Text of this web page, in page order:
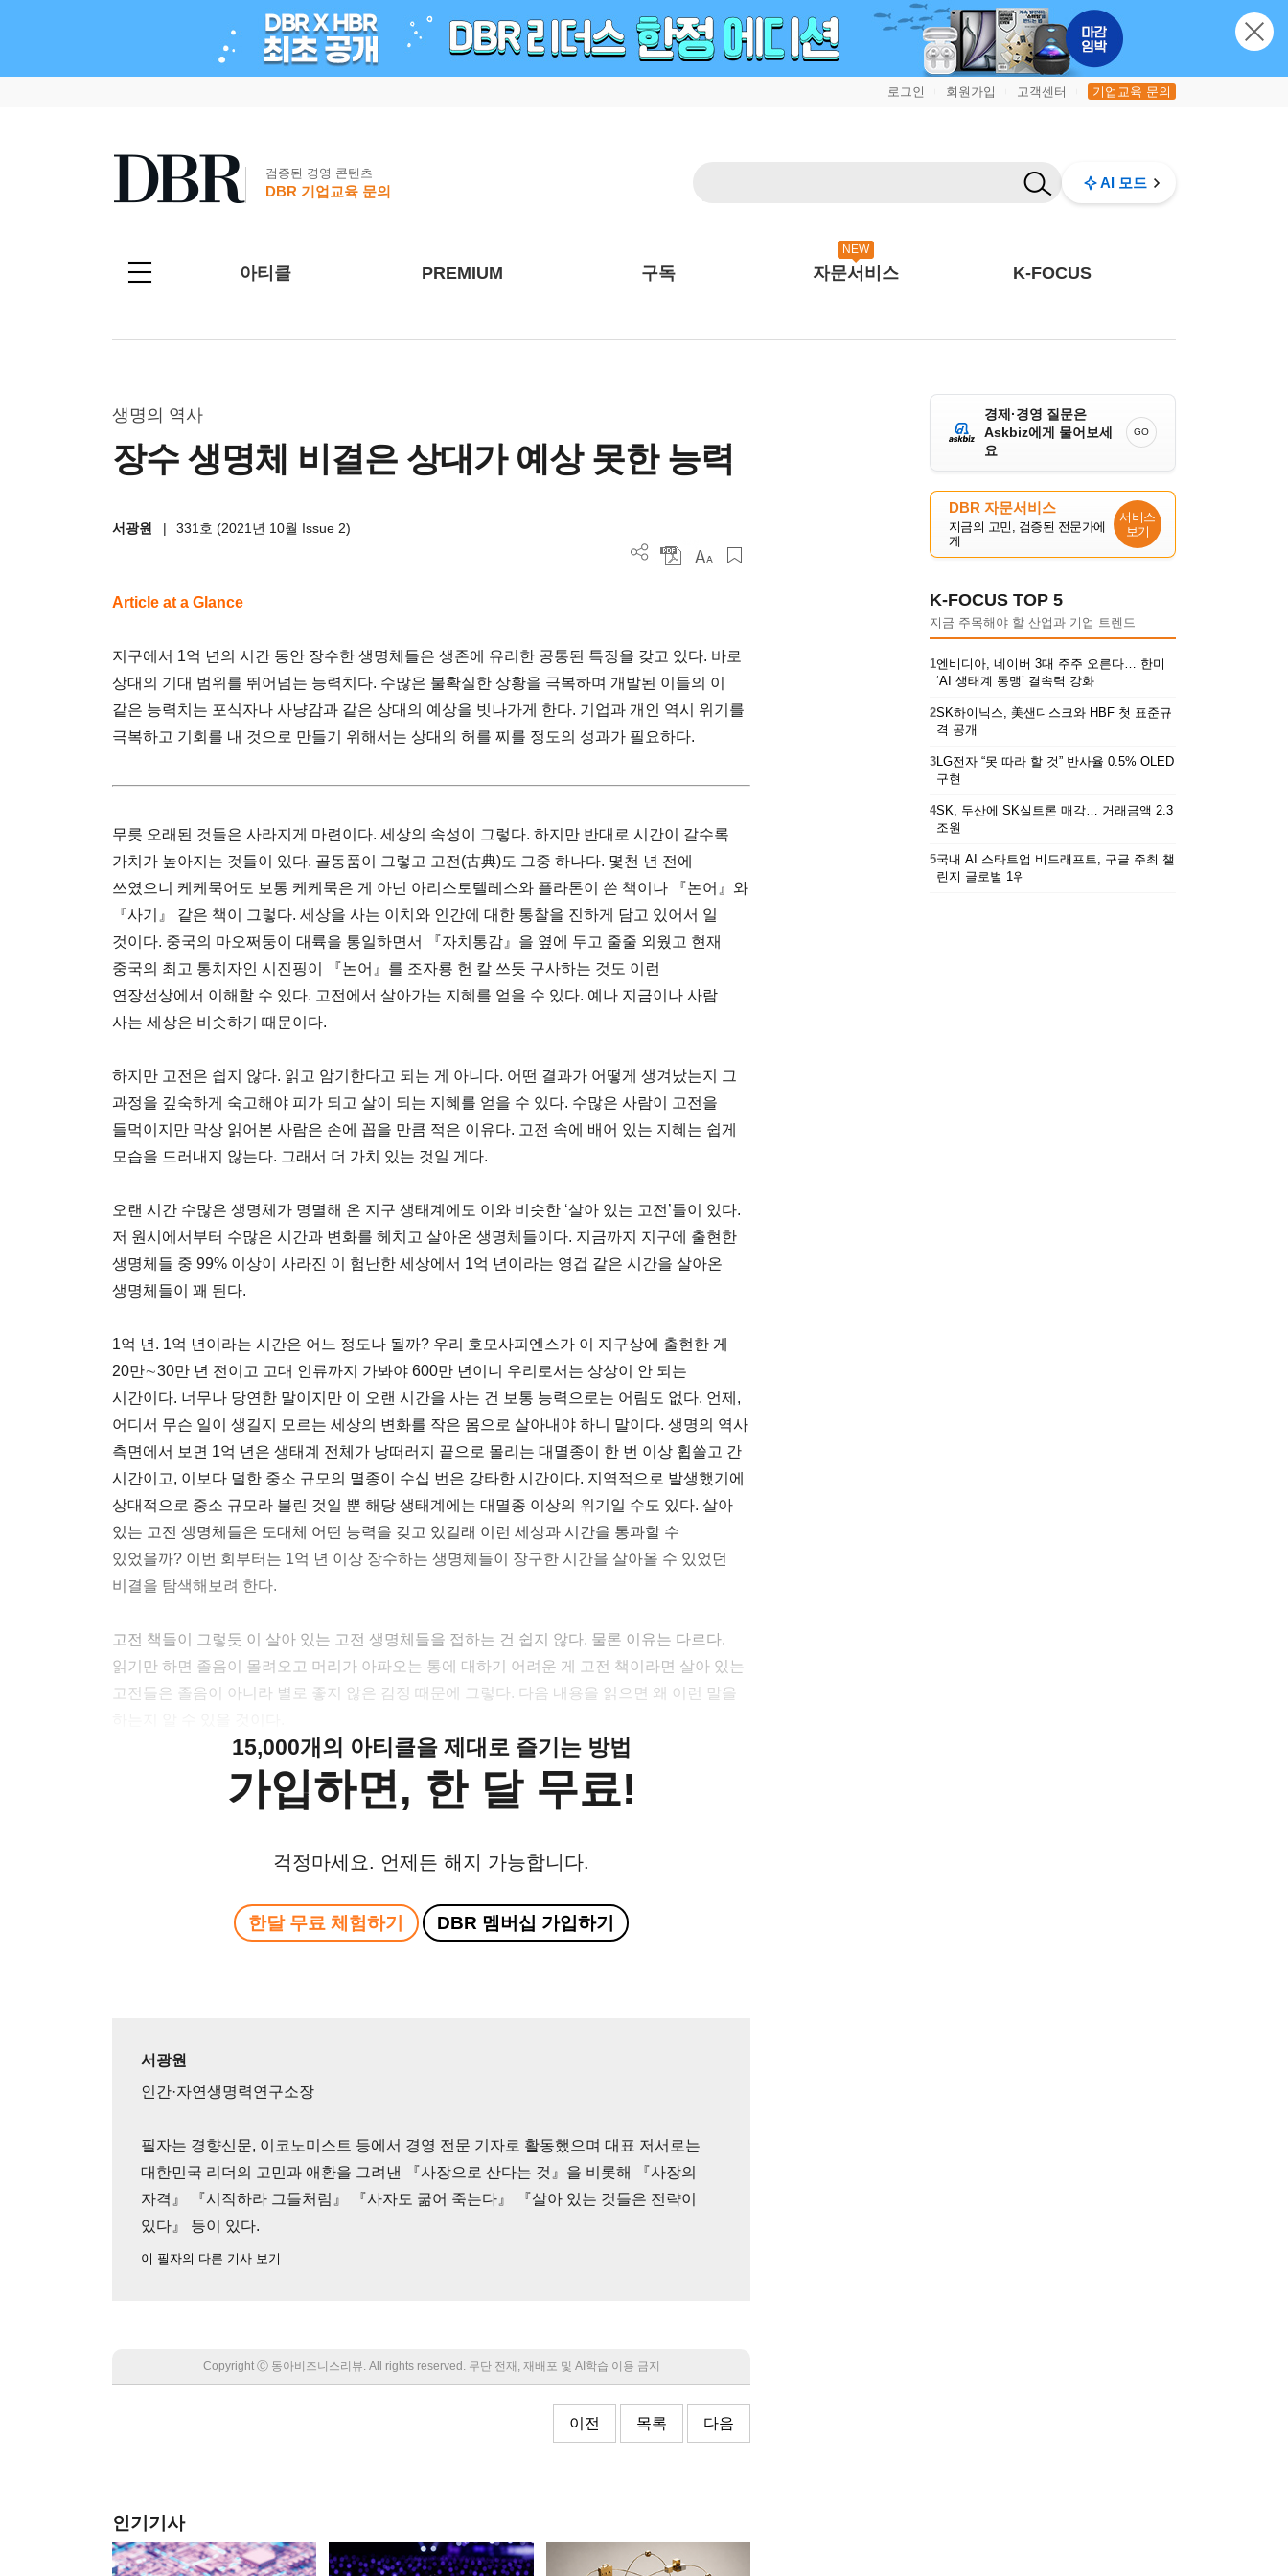
로그인 회원가입 고객센터 기업교육 문의
검증된 경영 콘텐츠
DBR 기업교육 문의
AI 모드
아티클 PREMIUM 구독
NEW
자문서비스 K-FOCUS
생명의 역사
장수 생명체 비결은 상대가 예상 못한 능력
서광원 | 331호 (2021년 10월 Issue 2)
Article at a Glance
지구에서 1억 년의 시간 동안 장수한 생명체들은 생존에 유리한 공통된 특징을 갖고 있다. 바로
상대의 기대 범위를 뛰어넘는 능력치다. 수많은 불확실한 상황을 극복하며 개발된 이들의 이
같은 능력치는 포식자나 사냥감과 같은 상대의 예상을 빗나가게 한다. 기업과 개인 역시 위기를
극복하고 기회를 내 것으로 만들기 위해서는 상대의 허를 찌를 정도의 성과가 필요하다.
무릇 오래된 것들은 사라지게 마련이다. 세상의 속성이 그렇다. 하지만 반대로 시간이 갈수록
가치가 높아지는 것들이 있다. 골동품이 그렇고 고전(古典)도 그중 하나다. 몇천 년 전에
쓰였으니 케케묵어도 보통 케케묵은 게 아닌 아리스토텔레스와 플라톤이 쓴 책이나 『논어』와
『사기』 같은 책이 그렇다. 세상을 사는 이치와 인간에 대한 통찰을 진하게 담고 있어서 일
것이다. 중국의 마오쩌둥이 대륙을 통일하면서 『자치통감』을 옆에 두고 줄줄 외웠고 현재
중국의 최고 통치자인 시진핑이 『논어』를 조자룡 헌 칼 쓰듯 구사하는 것도 이런
연장선상에서 이해할 수 있다. 고전에서 살아가는 지혜를 얻을 수 있다. 예나 지금이나 사람
사는 세상은 비슷하기 때문이다.
하지만 고전은 쉽지 않다. 읽고 암기한다고 되는 게 아니다. 어떤 결과가 어떻게 생겨났는지 그
과정을 깊숙하게 숙고해야 피가 되고 살이 되는 지혜를 얻을 수 있다. 수많은 사람이 고전을
들먹이지만 막상 읽어본 사람은 손에 꼽을 만큼 적은 이유다. 고전 속에 배어 있는 지혜는 쉽게
모습을 드러내지 않는다. 그래서 더 가치 있는 것일 게다.
오랜 시간 수많은 생명체가 명멸해 온 지구 생태계에도 이와 비슷한 ‘살아 있는 고전’들이 있다.
저 원시에서부터 수많은 시간과 변화를 헤치고 살아온 생명체들이다. 지금까지 지구에 출현한
생명체들 중 99% 이상이 사라진 이 험난한 세상에서 1억 년이라는 영겁 같은 시간을 살아온
생명체들이 꽤 된다.
1억 년. 1억 년이라는 시간은 어느 정도나 될까? 우리 호모사피엔스가 이 지구상에 출현한 게
20만∼30만 년 전이고 고대 인류까지 가봐야 600만 년이니 우리로서는 상상이 안 되는
시간이다. 너무나 당연한 말이지만 이 오랜 시간을 사는 건 보통 능력으로는 어림도 없다. 언제,
어디서 무슨 일이 생길지 모르는 세상의 변화를 작은 몸으로 살아내야 하니 말이다. 생명의 역사
측면에서 보면 1억 년은 생태계 전체가 낭떠러지 끝으로 몰리는 대멸종이 한 번 이상 휩쓸고 간
시간이고, 이보다 덜한 중소 규모의 멸종이 수십 번은 강타한 시간이다. 지역적으로 발생했기에
상대적으로 중소 규모라 불린 것일 뿐 해당 생태계에는 대멸종 이상의 위기일 수도 있다. 살아
있는 고전 생명체들은 도대체 어떤 능력을 갖고 있길래 이런 세상과 시간을 통과할 수
있었을까? 이번 회부터는 1억 년 이상 장수하는 생명체들이 장구한 시간을 살아올 수 있었던
비결을 탐색해보려 한다.
고전 책들이 그렇듯 이 살아 있는 고전 생명체들을 접하는 건 쉽지 않다. 물론 이유는 다르다.
읽기만 하면 졸음이 몰려오고 머리가 아파오는 통에 대하기 어려운 게 고전 책이라면 살아 있는
고전들은 졸음이 아니라 별로 좋지 않은 감정 때문에 그렇다. 다음 내용을 읽으면 왜 이런 말을
15,000개의 아티클을 제대로 즐기는 방법
가입하면, 한 달 무료!
걱정마세요. 언제든 해지 가능합니다.
한달 무료 체험하기 DBR 멤버십 가입하기
서광원
인간·자연생명력연구소장
필자는 경향신문, 이코노미스트 등에서 경영 전문 기자로 활동했으며 대표 저서로는
대한민국 리더의 고민과 애환을 그려낸 『사장으로 산다는 것』을 비롯해 『사장의
자격』 『시작하라 그들처럼』 『사자도 굶어 죽는다』 『살아 있는 것들은 전략이
있다』 등이 있다.
이 필자의 다른 기사 보기
Copyright Ⓒ 동아비즈니스리뷰. All rights reserved. 무단 전재, 재배포 및 AI학습 이용 금지
이전 목록 다음
인기기사
경제·경영 질문은
Askbiz에게 물어보세
요
GO
DBR 자문서비스
지금의 고민, 검증된 전문가에
게
서비스
보기
K-FOCUS TOP 5
지금 주목해야 할 산업과 기업 트렌드
1엔비디아, 네이버 3대 주주 오른다… 한미
‘AI 생태계 동맹’ 결속력 강화
2SK하이닉스, 美샌디스크와 HBF 첫 표준규
격 공개
3LG전자 “못 따라 할 것” 반사율 0.5% OLED
구현
4SK, 두산에 SK실트론 매각… 거래금액 2.3
조원
5국내 AI 스타트업 비드래프트, 구글 주최 챌
린지 글로벌 1위